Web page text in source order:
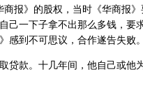
报》的股权，当时《华商报》
己一下子拿不出那么多钱，要
感到不可思议，合作遂告失败。
款。十几年间，他自己或他